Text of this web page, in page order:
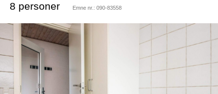
8 personer Emne nr.: 090-83558